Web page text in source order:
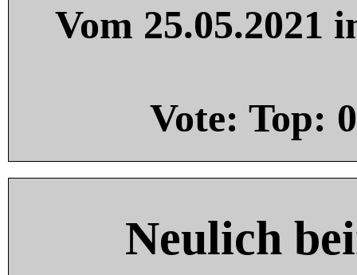
Vom 25.05.2021
Vote: Top: 0
Neulich